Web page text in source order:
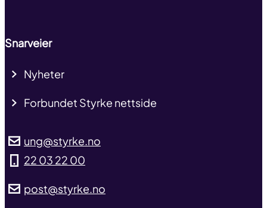
Snarveier
Nyheter
Forbundet Styrke nettside
ung@styrke.no
22 03 22 00
post@styrke.no